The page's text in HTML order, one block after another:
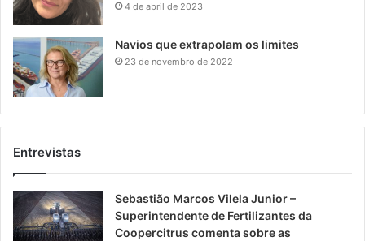
4 de abril de 2023
Navios que extrapolam os limites
23 de novembro de 2022
Entrevistas
Sebastião Marcos Vilela Junior –
Superintendente de Fertilizantes da
Coopercitrus comenta sobre as